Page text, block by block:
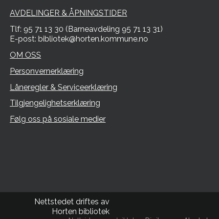
AVDELINGER & ÅPNINGSTIDER
Tlf: 95 71 13 30 (Barneavdeling 95 71 13 31)
E-post: bibliotek@horten.kommune.no
OM OSS
Personvernerklæring
Låneregler & Serviceerklæring
Tilgjengelighetserklæring
Følg oss på sosiale medier
Nettstedet driftes av
Horten bibliotek